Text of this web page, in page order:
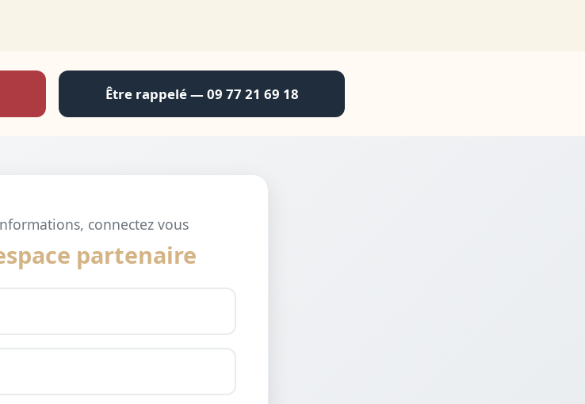
Être rappelé — 09 77 21 69 18
connectez vous
partenaire